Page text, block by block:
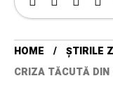
HOME
ȘTIRILE
CRIZA TĂCUTĂ DIN